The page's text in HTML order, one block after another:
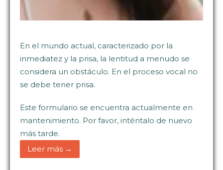
En el mundo actual, caracterizado por la
inmediatez y la prisa, la lentitud a menudo se
considera un obstáculo. En el proceso vocal no
se debe tener prisa.
Este formulario se encuentra actualmente en
mantenimiento. Por favor, inténtalo de nuevo
más tarde.
Leer más →